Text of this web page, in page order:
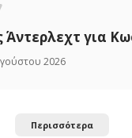
για
2026
Περισσότερα